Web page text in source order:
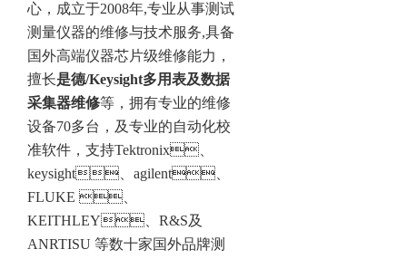
心 ，成立于2008年,专业从事测试
测量仪器的维修与技术服务,具备
国外高端仪器芯片级维修能力，
擅长是德/Keysight多用表及数据
采集器维修等，拥有专业的维修
设备70多台，及专业的自动化校
准软件，支持Tektronix、
keysight、agilent、
FLUKE 、
KEITHLEY、R&S及
ANRTISU 等数十家国外品牌测